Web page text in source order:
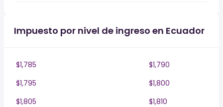
Impuesto por nivel de ingreso en Ecuador
$1,785
$1,790
$1,795
$1,800
$1,805
$1,810